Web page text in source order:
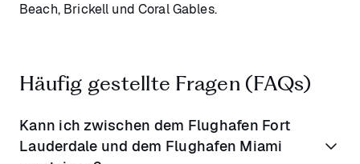
Beach, Brickell und Coral Gables.
Häufig gestellte Fragen (FAQs)
Kann ich zwischen dem Flughafen Fort
Lauderdale und dem Flughafen Miami